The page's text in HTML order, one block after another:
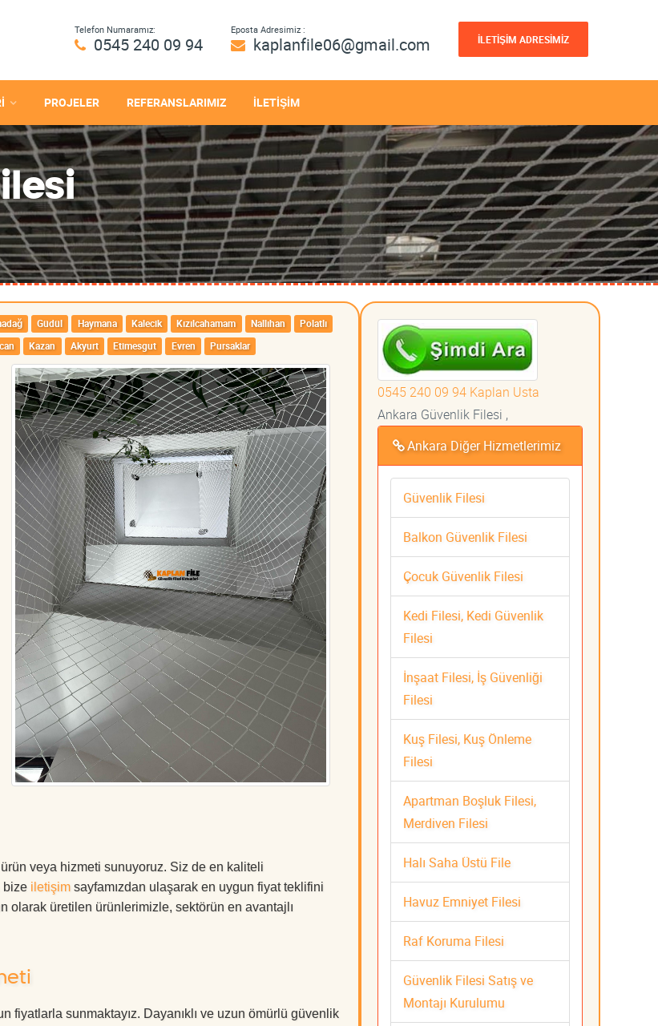
Telefon Numaramız:
0545 240 09 94
Eposta Adresimiz :
kaplanfile06@gmail.com İLETİŞİM ADRESİMİZ
PROJELER REFERANSLARIMIZ İLETİŞİM
Güdül Haymana Kalecik Kızılcahamam Nallıhan
Polatlı
Kazan Akyurt Etimesgut Evren Pursaklar
ürün veya hizmeti sunuyoruz. Siz de en kaliteli
bize iletişim sayfamızdan ulaşarak en uygun fiyat teklifini
olarak üretilen ürünlerimizle, sektörün en avantajlı
sunmaktayız. Dayanıklı ve uzun ömürlü güvenlik
0545 240 09 94 Kaplan Usta
Ankara Güvenlik Filesi ,
Ankara Diğer Hizmetlerimiz
Güvenlik Filesi
Balkon Güvenlik Filesi
Çocuk Güvenlik Filesi
Kedi Filesi, Kedi Güvenlik
Filesi
İnşaat Filesi, İş Güvenliği
Filesi
Kuş Filesi, Kuş Önleme
Filesi
Apartman Boşluk Filesi,
Merdiven Filesi
Halı Saha Üstü File
Havuz Emniyet Filesi
Raf Koruma Filesi
Güvenlik Filesi Satış ve
Montajı Kurulumu